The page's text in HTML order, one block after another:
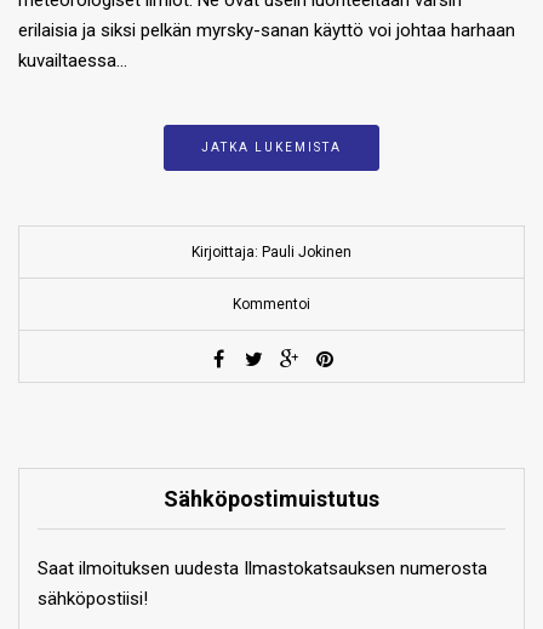
erilaisia ja siksi pelkän myrsky-sanan käyttö voi johtaa harhaan
kuvailtaessa…
JATKA LUKEMISTA
Kirjoittaja: Pauli Jokinen
Kommentoi
Sähköpostimuistutus
Saat ilmoituksen uudesta Ilmastokatsauksen numerosta
sähköpostiisi!